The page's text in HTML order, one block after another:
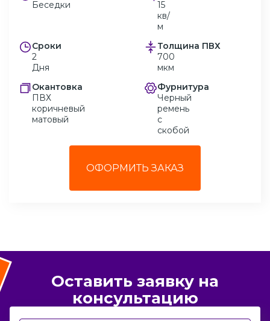
Беседки
15
кв/
м
Сроки
2
Дня
Толщина ПВХ
700
мкм
Окантовка
ПВХ
коричневый
матовый
Фурнитура
Черный
ремень
с
скобой
ОФОРМИТЬ ЗАКАЗ
Оставить заявку на
консультацию